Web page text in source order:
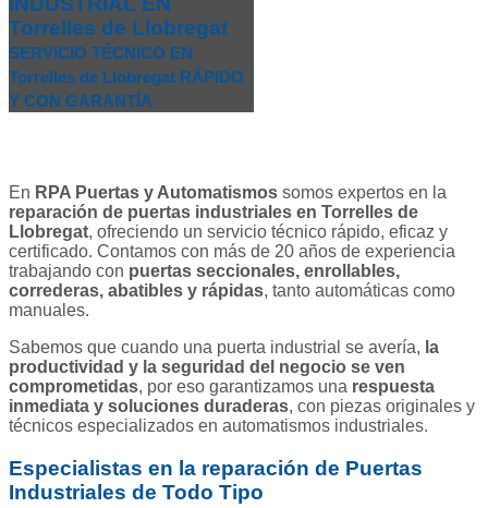
Torrelles de Llobregat
SERVICIO TÉCNICO EN
Torrelles de Llobregat RÁPIDO
Y CON GARANTÍA
En RPA Puertas y Automatismos somos expertos en la
reparación de puertas industriales en Torrelles de
Llobregat, ofreciendo un servicio técnico rápido, eficaz y
certificado. Contamos con más de 20 años de experiencia
trabajando con puertas seccionales, enrollables,
correderas, abatibles y rápidas, tanto automáticas como
manuales.
Sabemos que cuando una puerta industrial se avería, la
productividad y la seguridad del negocio se ven
comprometidas, por eso garantizamos una respuesta
inmediata y soluciones duraderas, con piezas originales y
técnicos especializados en automatismos industriales.
Especialistas en la reparación de Puertas
Industriales de Todo Tipo